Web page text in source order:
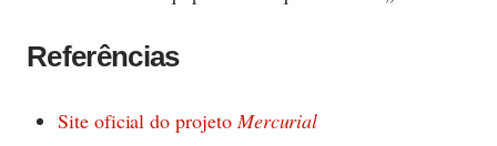
Referências
Site oficial do projetoMercurial